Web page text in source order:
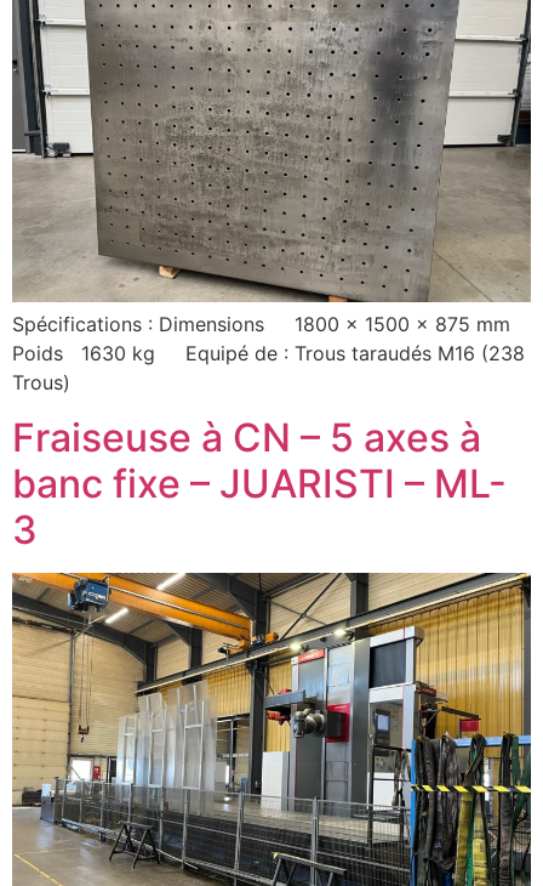
Spécifications : Dimensions 1800 x 1500 x 875 mm
Poids 1630 kg Equipé de : Trous taraudés M16 (238
Trous)
Fraiseuse à CN – 5 axes à
banc fixe – JUARISTI – ML-
3